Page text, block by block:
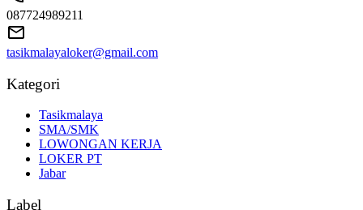
087724989211
tasikmalayaloker@gmail.com
Kategori
Tasikmalaya
SMA/SMK
LOWONGAN KERJA
LOKER PT
Jabar
Label